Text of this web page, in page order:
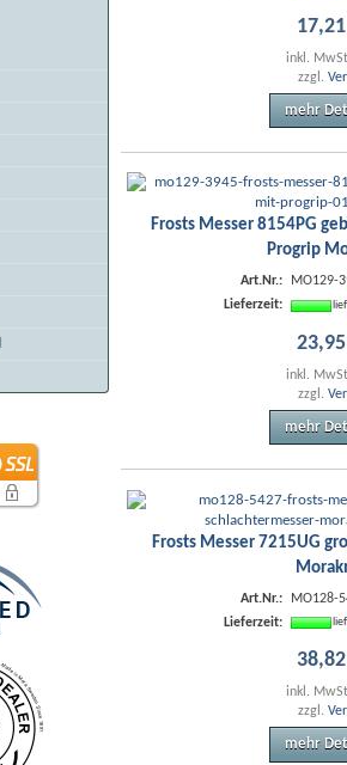
17,21
inkl.
zzgl.
mehr
Frosts Messer 8154PG
Progrip
Art.Nr.:
MO129-
Lieferzeit:
23,95
inkl.
zzgl.
mehr
Frosts Messer 7215UG
Art.Nr.:
MO128-
Lieferzeit:
38,82
inkl.
zzgl.
mehr